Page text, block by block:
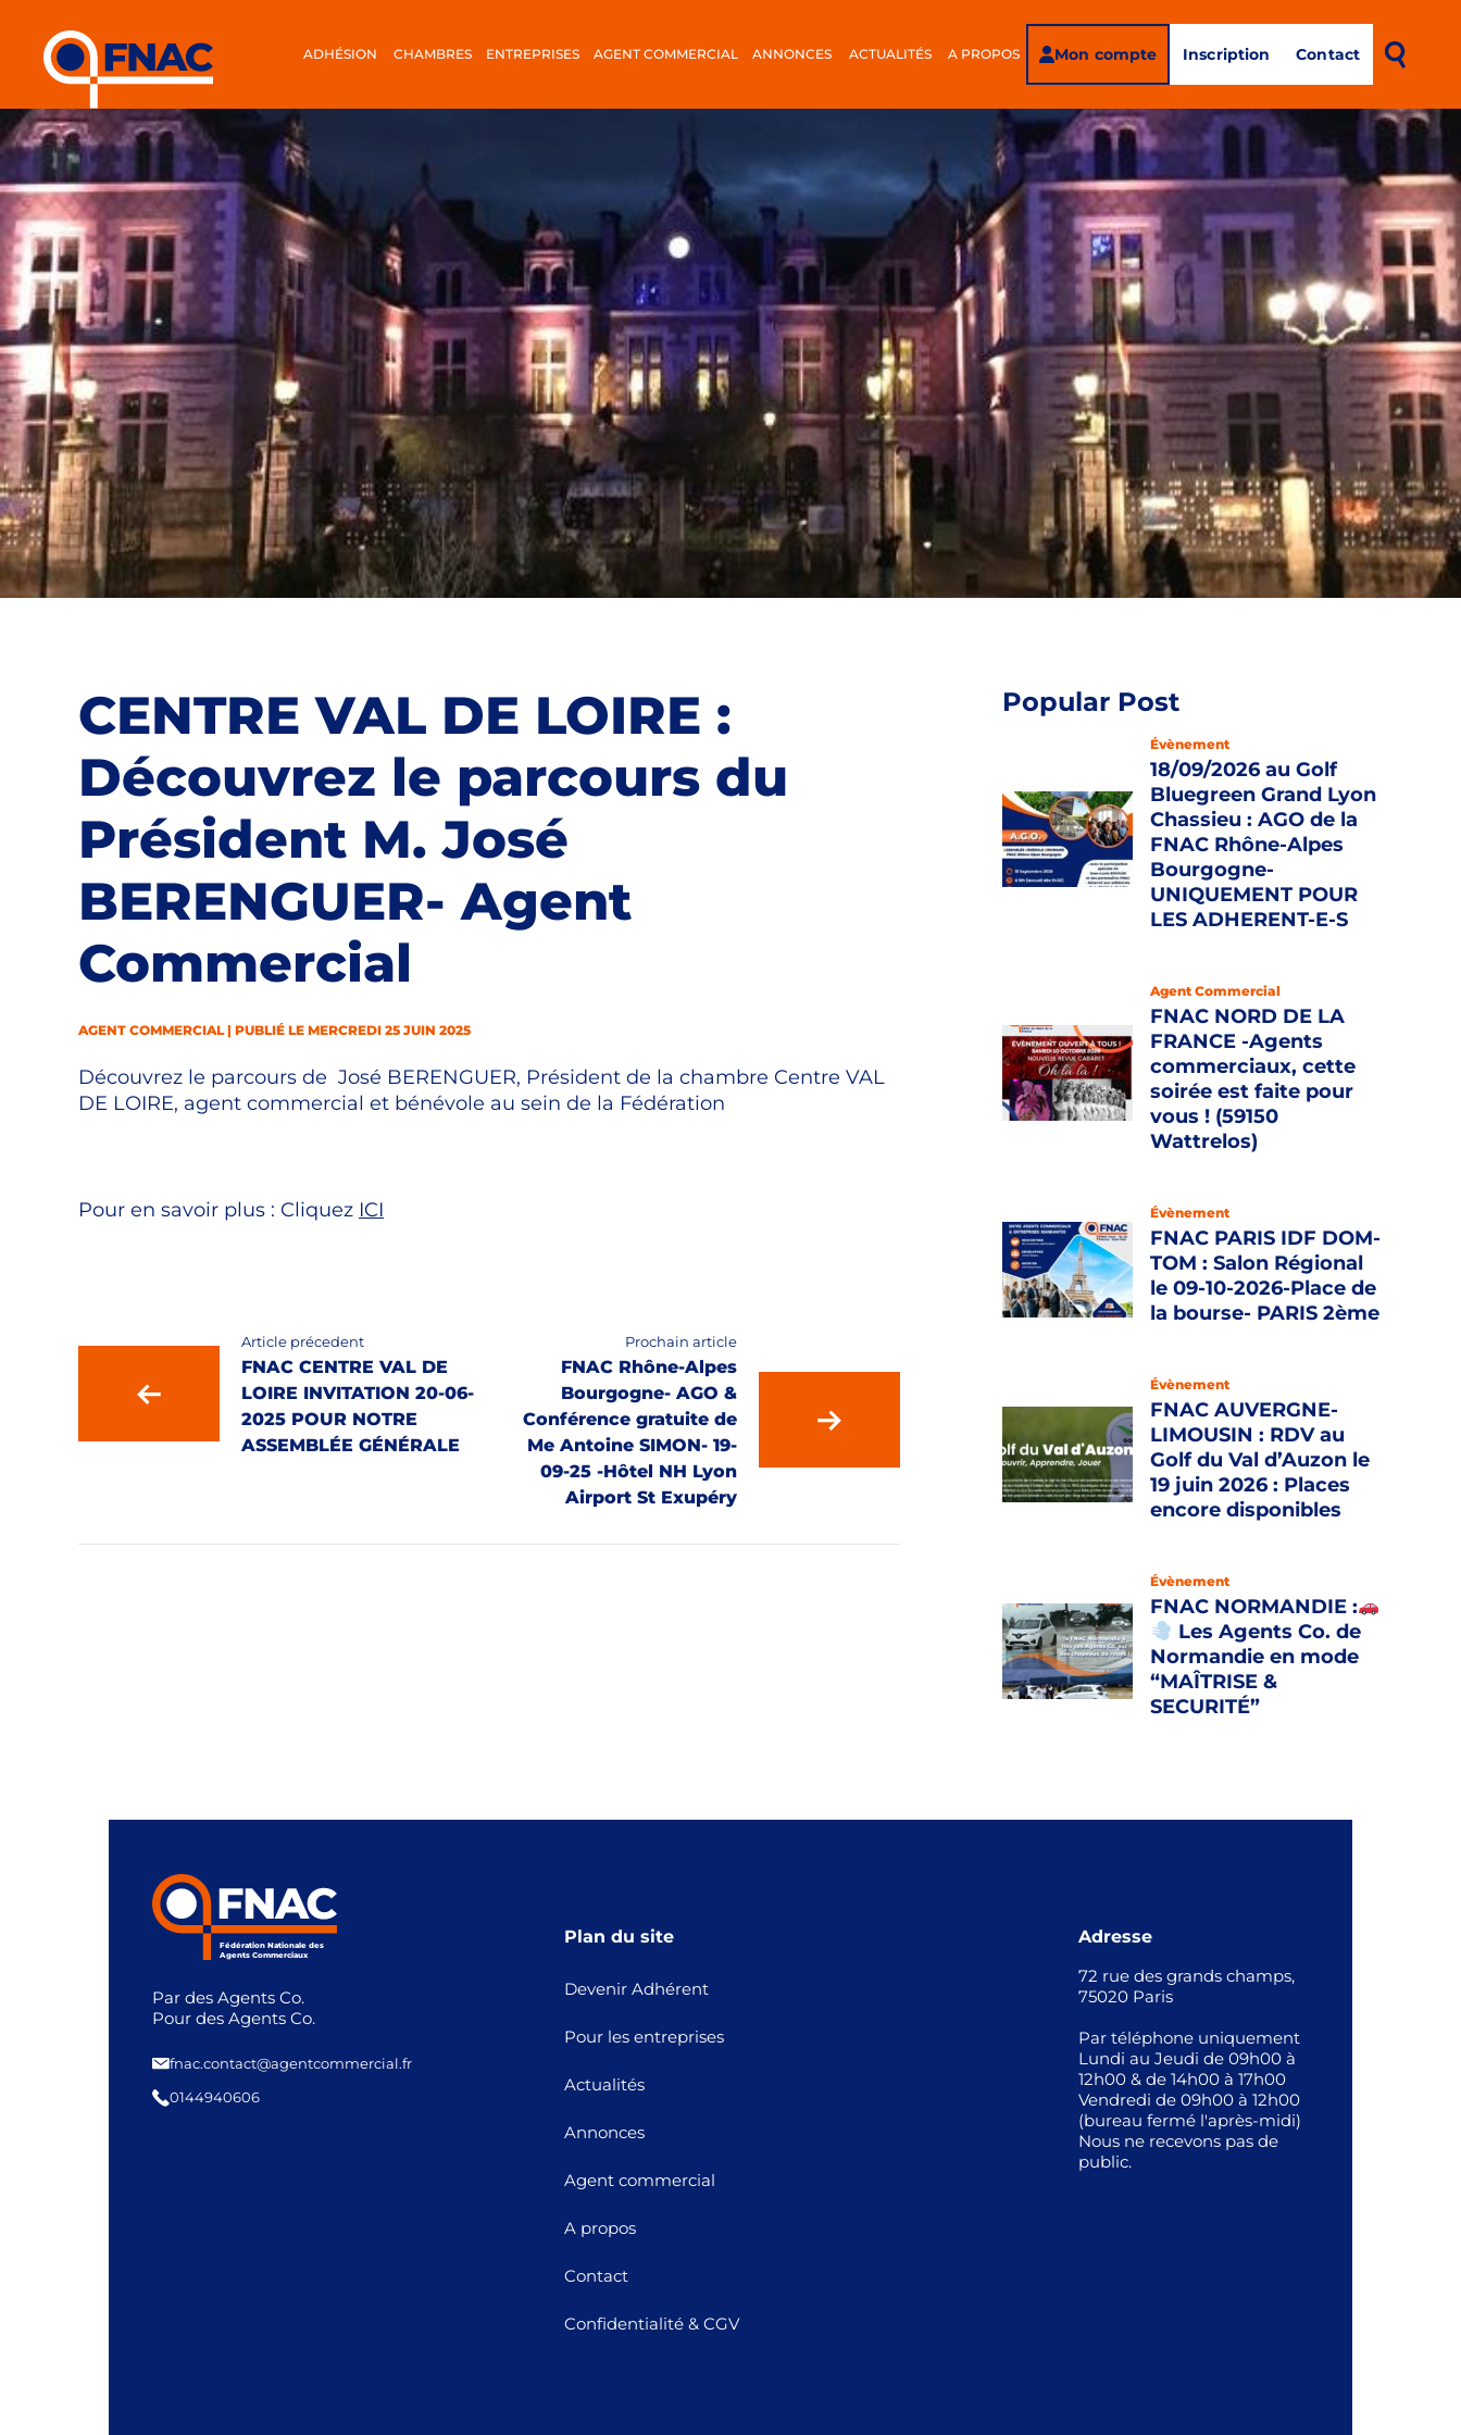
ADHÉSION CHAMBRES ENTREPRISES AGENT COMMERCIAL ANNONCES ACTUALITÉS A PROPOS Mon compte Inscription Contact
CENTRE VAL DE LOIRE :
Découvrez le parcours du
Président M. José
BERENGUER- Agent
Commercial
AGENT COMMERCIAL | PUBLIÉ LE MERCREDI 25 JUIN 2025
Découvrez le parcours de José BERENGUER, Président de la chambre Centre VAL
DE LOIRE, agent commercial et bénévole au sein de la Fédération
Pour en savoir plus : Cliquez ICI
Article précedent
FNAC CENTRE VAL DE
LOIRE INVITATION 20-06-
2025 POUR NOTRE
ASSEMBLÉE GÉNÉRALE
Prochain article
FNAC Rhône-Alpes
Bourgogne- AGO &
Conférence gratuite de
Me Antoine SIMON- 19-
09-25 -Hôtel NH Lyon
Airport St Exupéry
Popular Post
Évènement
18/09/2026 au Golf
Bluegreen Grand Lyon
Chassieu : AGO de la
FNAC Rhône-Alpes
Bourgogne-
UNIQUEMENT POUR
LES ADHERENT-E-S
Agent Commercial
FNAC NORD DE LA
FRANCE -Agents
commerciaux, cette
soirée est faite pour
vous ! (59150
Wattrelos)
Évènement
FNAC PARIS IDF DOM-
TOM : Salon Régional
le 09-10-2026-Place de
la bourse- PARIS 2ème
Évènement
FNAC AUVERGNE-
LIMOUSIN : RDV au
Golf du Val d’Auzon le
19 juin 2026 : Places
encore disponibles
Évènement
FNAC NORMANDIE :
Les Agents Co. de
Normandie en mode
“MAÎTRISE &
SECURITÉ”
Fédération Nationale des
Agents Commerciaux
Par des Agents Co.
Pour des Agents Co.
fnac.contact@agentcommercial.fr
0144940606
Plan du site
Devenir Adhérent
Pour les entreprises
Actualités
Annonces
Agent commercial
A propos
Contact
Confidentialité & CGV
Adresse
72 rue des grands champs,
75020 Paris
Par téléphone uniquement
Lundi au Jeudi de 09h00 à
12h00 & de 14h00 à 17h00
Vendredi de 09h00 à 12h00
(bureau fermé l'après-midi)
Nous ne recevons pas de
public.